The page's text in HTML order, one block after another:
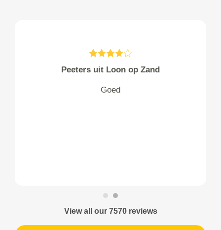
Peeters uit Loon op Zand
Goed
View all our 7570 reviews